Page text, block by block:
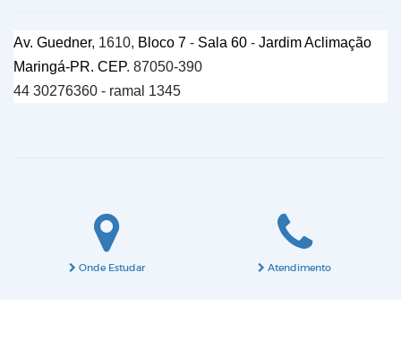
Av. Guedner, 1610, Bloco 7 - Sala 60 - Jardim Aclimação
Maringá-PR. CEP. 87050-390
44 30276360 - ramal 1345
Onde Estudar Atendimento